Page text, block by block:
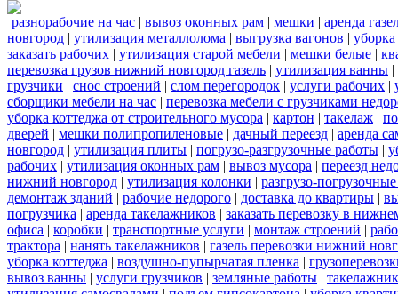
разнорабочие на час | вывоз оконных рам | мешки | аренда
новгород | утилизация металлолома | выгрузка вагонов |
заказать рабочих | утилизация старой мебели | мешки белые |
перевозка грузов нижний новгород газель | утилизация ванны |
грузчики | снос строений | слом перегородок | услуги рабочих |
сборщики мебели на час | перевозка мебели с грузчиками
уборка коттеджа от строительного мусора | картон | такелаж |
дверей | мешки полипропиленовые | дачный переезд | аренда
новгород | утилизация плиты | погрузо-разгрузочные работы |
рабочих | утилизация оконных рам | вывоз мусора | переезд
нижний новгород | утилизация колонки | разгрузо-
демонтаж зданий | рабочие недорого | доставка до квартиры |
погрузчика | аренда такелажников | заказать перевозку в
офиса | коробки | транспортные услуги | монтаж строений |
трактора | нанять такелажников | газель перевозки нижний
уборка коттеджа | воздушно-пупырчатая пленка |
вывоз ванны | услуги грузчиков | земляные работы |